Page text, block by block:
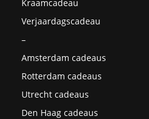
Kraamcadeau
Verjaardagscadeau
–
Amsterdam cadeaus
Rotterdam cadeaus
Utrecht cadeaus
Den Haag cadeaus